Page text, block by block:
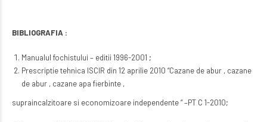
BIBLIOGRAFIA :
Manualul fochistului – editii 1996-2001 ;
Prescriptie tehnica ISCIR din 12 aprilie 2010 “Cazane de abur , cazane
de abur , cazane apa fierbinte ,
supraincalzitoare si economizoare independente “ –PT C 1-2010;